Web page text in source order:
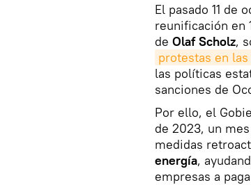
El pasado 11 de
reunificación en
de Olaf Scholz,
protestas en
las políticas
sanciones de
Por ello, el
de 2023, un
medidas
energía,
empresas a